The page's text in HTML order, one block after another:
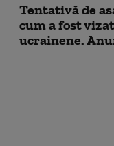
Tentativă de
cum a fost
ucrainene.